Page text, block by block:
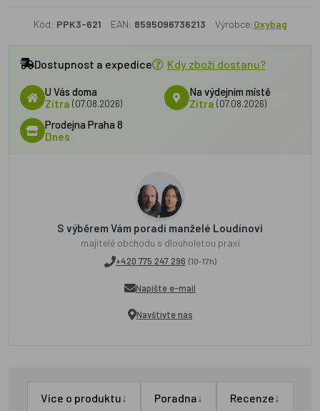
Kód: PPK3-621 EAN: 8595096736213 Výrobce:Oxybag
Dostupnost a expedice Kdy zboží dostanu?
U Vás doma
Zítra (07.08.2026)
Na výdejním místě
Zítra (07.08.2026)
Prodejna Praha 8
Dnes
S výběrem Vám poradí manželé Loudínovi
majitelé obchodu s dlouholetou praxí
+420 775 247 296 (10-17h)
Napište e-mail
Navštivte nás
Více o produktu↓ Poradna↓ Recenze↓